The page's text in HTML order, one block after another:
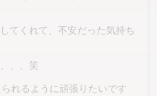
てくれて、不安だった気持ち
、、笑
れるように頑張りたいです